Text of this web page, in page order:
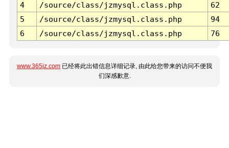
4
/source/class/jzmysql.class.php
62
5
/source/class/jzmysql.class.php
94
6
/source/class/jzmysql.class.php 76
www.365jz.com 已经将此出错信息详细记录, 由此给您带来的访问不便我
们深感歉意.